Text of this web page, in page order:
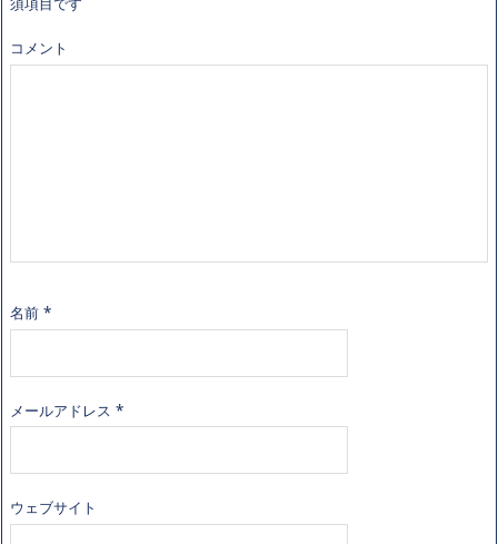
コメント
名前 *
メールアドレス *
ウェブサイト